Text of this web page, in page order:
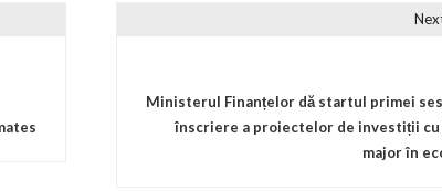
Ministerul Finanțelor dă startul primei
înscriere a proiectelor de investiții cu
major în